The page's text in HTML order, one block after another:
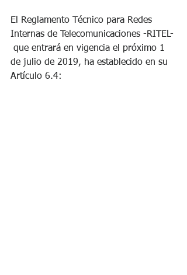
El Reglamento Técnico para Redes
Internas de Telecomunicaciones -RITEL-
que entrará en vigencia el próximo 1
de julio de 2019, ha establecido en su
Artículo 6.4: